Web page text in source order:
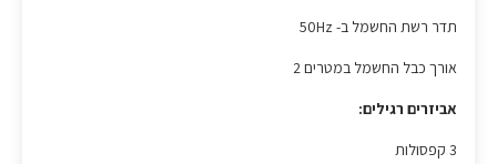
תדר רשת החשמל ב- 50Hz
אורך כבל החשמל במטרים 2
אביזרים רגילים:
3 קפסולות